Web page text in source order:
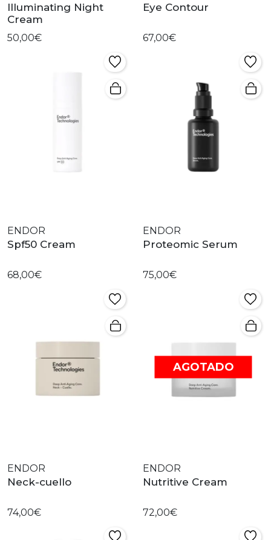
Illuminating Night
Cream
50,00€
Eye Contour
67,00€
ENDOR
Spf50 Cream
68,00€
ENDOR
Proteomic Serum
75,00€
ENDOR
Neck-cuello
74,00€
AGOTADO
ENDOR
Nutritive Cream
72,00€